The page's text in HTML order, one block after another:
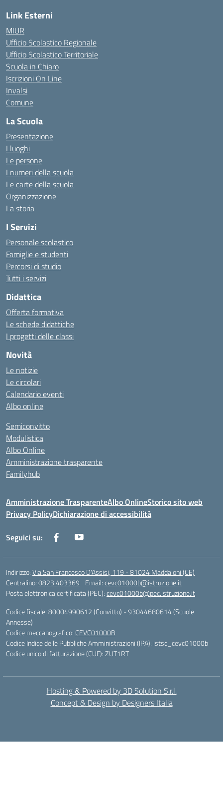
Link Esterni
MIUR
Ufficio Scolastico Regionale
Ufficio Scolastico Territoriale
Scuola in Chiaro
Iscrizioni On Line
Invalsi
Comune
La Scuola
Presentazione
I luoghi
Le persone
I numeri della scuola
Le carte della scuola
Organizzazione
La storia
I Servizi
Personale scolastico
Famiglie e studenti
Percorsi di studio
Tutti i servizi
Didattica
Offerta formativa
Le schede didattiche
I progetti delle classi
Novità
Le notizie
Le circolari
Calendario eventi
Albo online
Semiconvitto
Modulistica
Albo Online
Amministrazione trasparente
Familyhub
Amministrazione TrasparenteAlbo OnlineStorico sito web
Privacy PolicyDichiarazione di accessibilità
Seguici su:
Indirizzo:Via San Francesco D'Assisi, 119 - 81024 Maddaloni (CE)
Centralino:0823 403369 Email:cevc01000b@istruzione.it
Posta elettronica certificata (PEC):cevc01000b@pec.istruzione.it
Codice fiscale: 80004990612 (Convitto) - 93044680614 (Scuole
Annesse)
Codice meccanografico: CEVC01000B
Codice Indice delle Pubbliche Amministrazioni (IPA): istsc_cevc01000b
Codice unico di fatturazione (CUF): ZUT1RT
Hosting & Powered by 3D Solution S.r.l.
Concept & Design by Designers Italia